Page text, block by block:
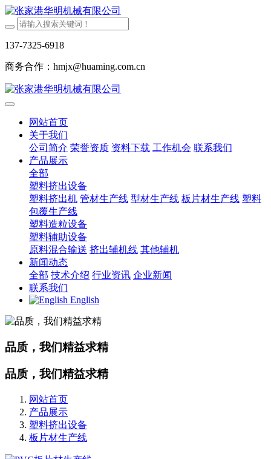
137-7325-6918
商务合作：hmjx@huaming.com.cn
网站首页
关于我们
公司简介 荣誉资质 资料下载 工作机会 联系我们
产品展示
全部
塑料挤出设备
塑料挤出机 管材生产线 型材生产线 板片材生产线 塑料
包覆生产线
塑料造粒设备
塑料辅助设备
原料混合输送 挤出辅机线 其他辅机
新闻动态
全部 技术介绍 行业资讯 企业新闻
联系我们
English
品质，我们精益求精
品质，我们精益求精
网站首页
产品展示
塑料挤出设备
板片材生产线